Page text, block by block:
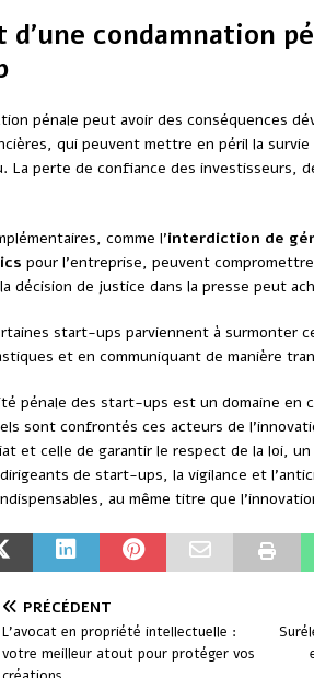
d’une condamnation
pénale peut avoir des conséquences
qui peuvent mettre en péril la survie
La perte de confiance des investisseurs,
comme l’interdiction de
pour l’entreprise, peuvent
décision de justice dans la presse peut
start-ups parviennent à surmonter
et en communiquant de manière
pénale des start-ups est un domaine
sont confrontés ces acteurs de
et celle de garantir le respect de la loi,
de start-ups, la vigilance et
au même titre que
PRÉCÉDENT
L’avocat en propriété intellectuelle :
votre meilleur atout pour protéger vos